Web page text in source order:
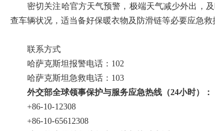
密切关注哈官方天气预警，极端天气减少外出，
查车辆状况，适当备好保暖衣物及防滑链等必要应急救
联系方式
哈萨克斯坦报警电话：102
哈萨克斯坦急救电话：103
外交部全球领事保护与服务应急热线（24小时）：
+86-10-12308
+86-10-65612308